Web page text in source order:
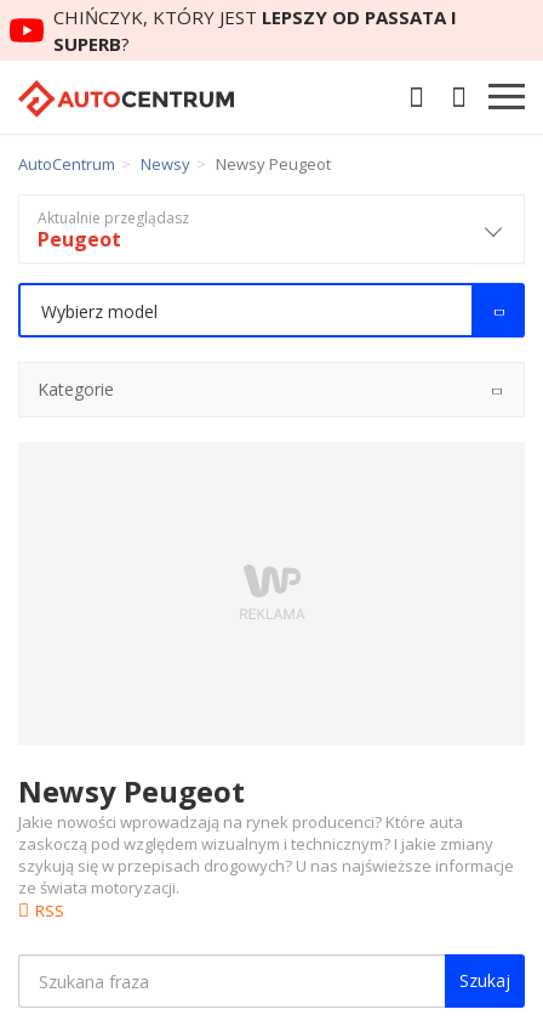
CHIŃCZYK, KTÓRY JEST LEPSZY OD PASSATA I
SUPERB?
AutoCentrum Newsy Newsy Peugeot
Newsy Peugeot
RSS
Jakie nowości wprowadzają na rynek producenci? Które auta
zaskoczą pod względem wizualnym i technicznym? I jakie zmiany
szykują się w przepisach drogowych? U nas najświeższe informacje
ze świata motoryzacji.
Szukaj
Aktualnie przeglądasz
Peugeot
Wybierz model
Kategorie